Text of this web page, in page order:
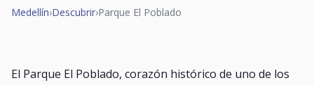
Medellín›Descubrir›Parque El Poblado
El Parque El Poblado, corazón histórico de uno de los